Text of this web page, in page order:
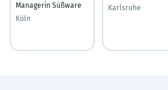
Managerin Süßware
Köln
Karlsruhe